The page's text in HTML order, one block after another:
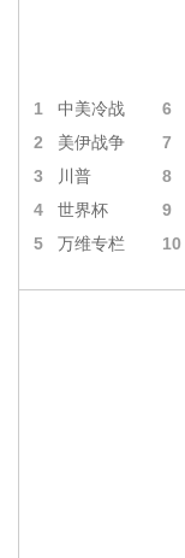
1 中美冷战 6
2 美伊战争 7
3 川普 8
4 世界杯 9
5 万维专栏 10